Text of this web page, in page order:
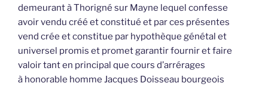
demeurant à Thorigné sur Mayne lequel confesse
avoir vendu créé et constitué et par ces présentes
vend crée et constitue par hypothèque génétal et
universel promis et promet garantir fournir et faire
valoir tant en principal que cours d’arrérages
à honorable homme Jacques Doisseau bourgeois